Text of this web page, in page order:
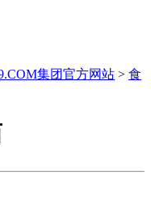
集团官方网站 > 食